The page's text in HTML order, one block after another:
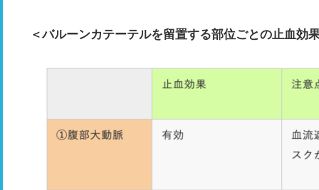
＜バルーンカテーテルを留置する部位ごとの止血効